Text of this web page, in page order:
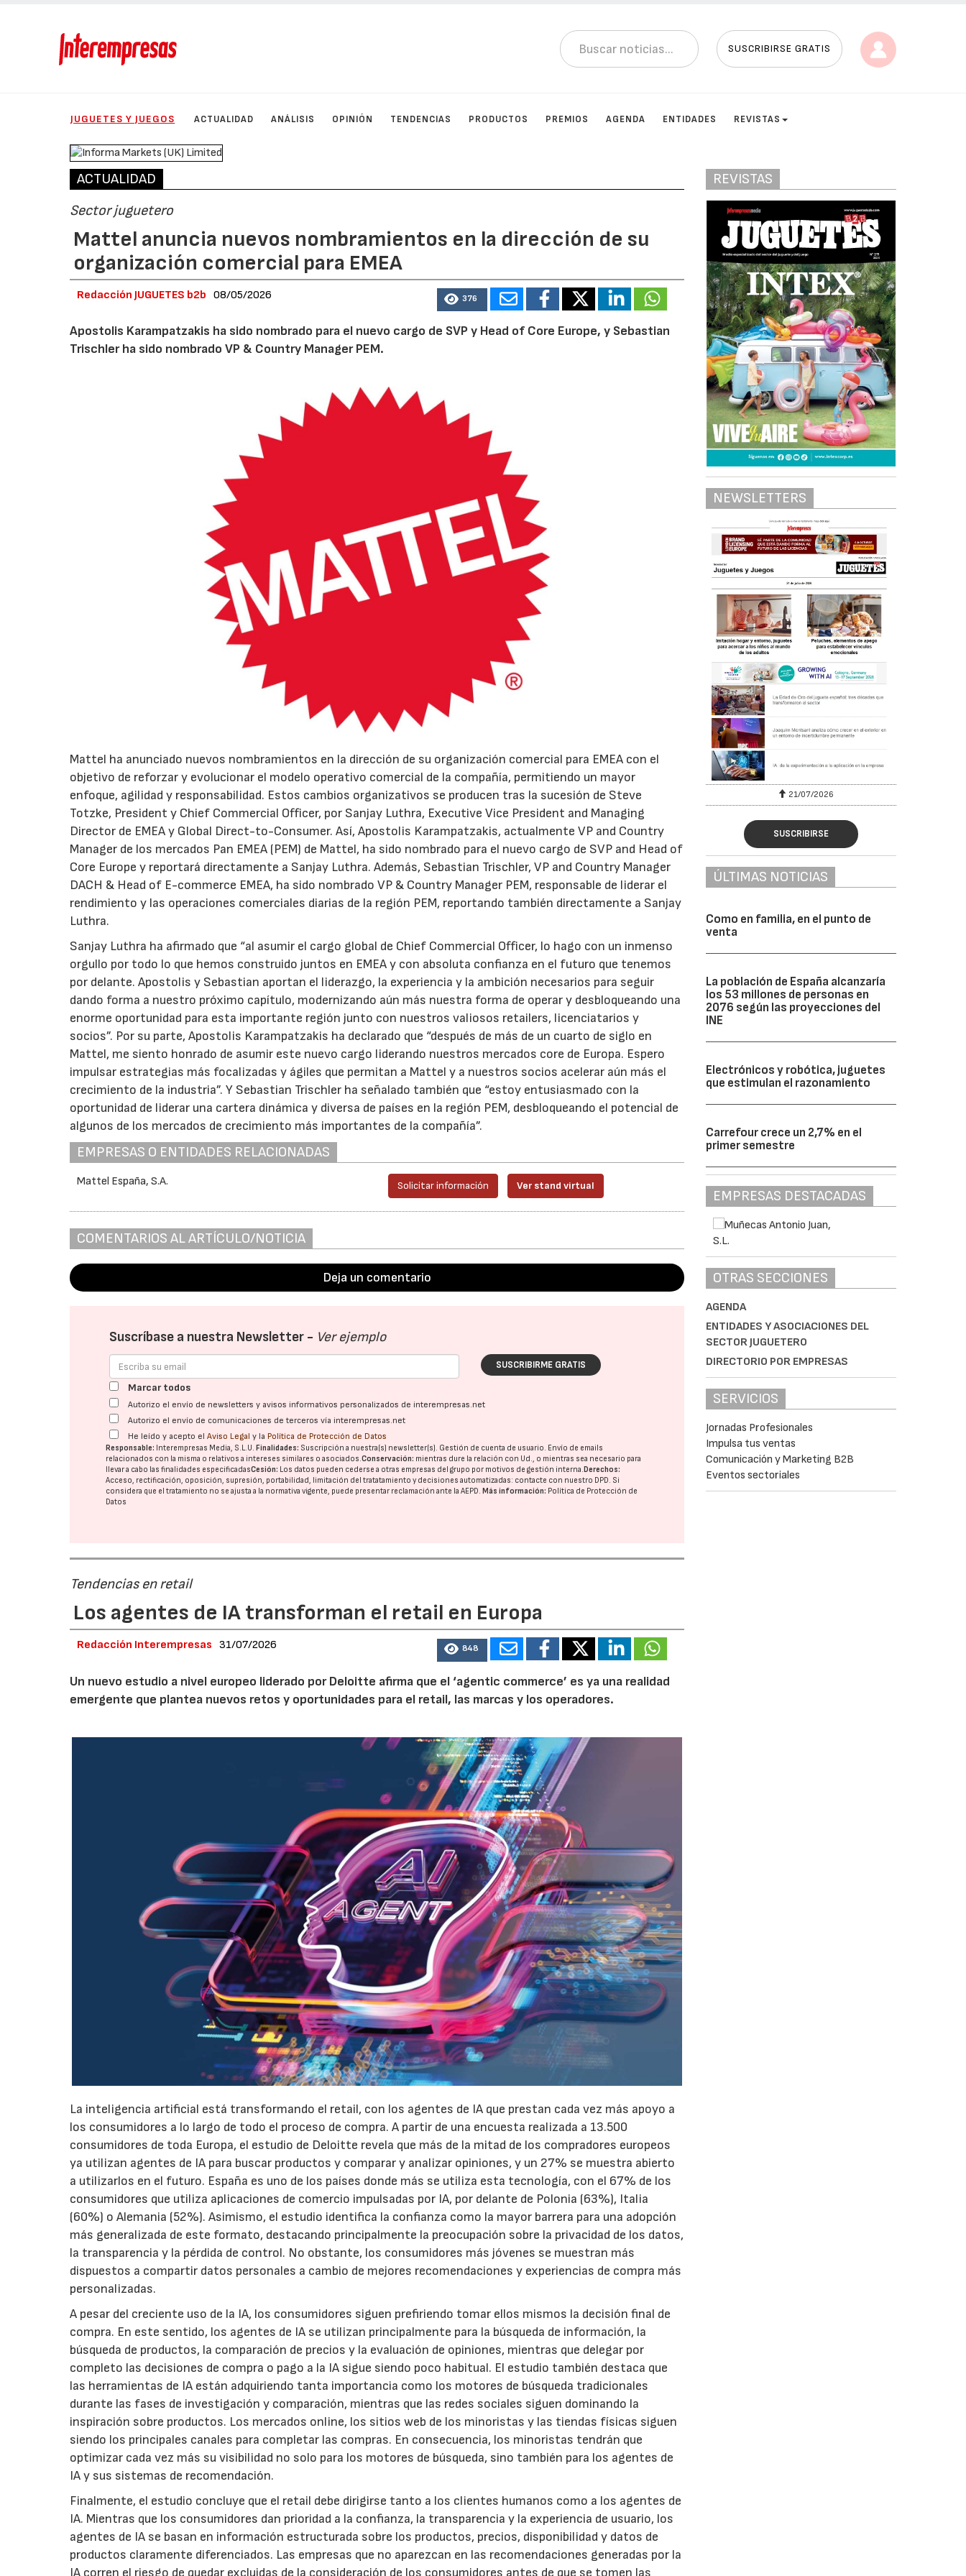
SUSCRIBIRSE GRATIS
JUGUETES Y JUEGOS ACTUALIDAD ANÁLISIS OPINIÓN TENDENCIAS PRODUCTOS PREMIOS AGENDA ENTIDADES REVISTAS
ACTUALIDAD
Sector juguetero
Mattel anuncia nuevos nombramientos en la dirección de su
organización comercial para EMEA
Redacción JUGUETES b2b 08/05/2026 376
Apostolis Karampatzakis ha sido nombrado para el nuevo cargo de SVP y Head of Core Europe, y Sebastian
Trischler ha sido nombrado VP & Country Manager PEM.
Mattel ha anunciado nuevos nombramientos en la dirección de su organización comercial para EMEA con el
objetivo de reforzar y evolucionar el modelo operativo comercial de la compañía, permitiendo un mayor
enfoque, agilidad y responsabilidad. Estos cambios organizativos se producen tras la sucesión de Steve
Totzke, President y Chief Commercial Officer, por Sanjay Luthra, Executive Vice President and Managing
Director de EMEA y Global Direct-to-Consumer. Así, Apostolis Karampatzakis, actualmente VP and Country
Manager de los mercados Pan EMEA (PEM) de Mattel, ha sido nombrado para el nuevo cargo de SVP and Head of
Core Europe y reportará directamente a Sanjay Luthra. Además, Sebastian Trischler, VP and Country Manager
DACH & Head of E-commerce EMEA, ha sido nombrado VP & Country Manager PEM, responsable de liderar el
rendimiento y las operaciones comerciales diarias de la región PEM, reportando también directamente a Sanjay
Luthra.
Sanjay Luthra ha afirmado que “al asumir el cargo global de Chief Commercial Officer, lo hago con un inmenso
orgullo por todo lo que hemos construido juntos en EMEA y con absoluta confianza en el futuro que tenemos
por delante. Apostolis y Sebastian aportan el liderazgo, la experiencia y la ambición necesarios para seguir
dando forma a nuestro próximo capítulo, modernizando aún más nuestra forma de operar y desbloqueando una
enorme oportunidad para esta importante región junto con nuestros valiosos retailers, licenciatarios y
socios”. Por su parte, Apostolis Karampatzakis ha declarado que “después de más de un cuarto de siglo en
Mattel, me siento honrado de asumir este nuevo cargo liderando nuestros mercados core de Europa. Espero
impulsar estrategias más focalizadas y ágiles que permitan a Mattel y a nuestros socios acelerar aún más el
crecimiento de la industria”. Y Sebastian Trischler ha señalado también que “estoy entusiasmado con la
oportunidad de liderar una cartera dinámica y diversa de países en la región PEM, desbloqueando el potencial de
algunos de los mercados de crecimiento más importantes de la compañía”.
EMPRESAS O ENTIDADES RELACIONADAS
Mattel España, S.A. Solicitar información Ver stand virtual
COMENTARIOS AL ARTÍCULO/NOTICIA
Deja un comentario
Suscríbase a nuestra Newsletter - Ver ejemplo
SUSCRIBIRME GRATIS
Marcar todos
Autorizo el envío de newsletters y avisos informativos personalizados de interempresas.net
Autorizo el envío de comunicaciones de terceros vía interempresas.net
He leído y acepto elAviso Legal y la Política de Protección de Datos
Responsable: Interempresas Media, S.L.U. Finalidades: Suscripción a nuestra(s) newsletter(s). Gestión de cuenta de usuario. Envío de emails
relacionados con la misma o relativos a intereses similares o asociados.Conservación: mientras dure la relación con Ud., o mientras sea necesario para
llevar a cabo las finalidades especificadasCesión: Los datos pueden cederse a otras empresas del grupo por motivos de gestión interna. Derechos:
Acceso, rectificación, oposición, supresión, portabilidad, limitación del tratatamiento y decisiones automatizadas: contacte con nuestro DPD. Si
considera que el tratamiento no se ajusta a la normativa vigente, puede presentar reclamación ante laAEPD. Más información: Política de Protección de
Datos
Tendencias en retail
Los agentes de IA transforman el retail en Europa
Redacción Interempresas 31/07/2026 848
Un nuevo estudio a nivel europeo liderado por Deloitte afirma que el ‘agentic commerce’ es ya una realidad
emergente que plantea nuevos retos y oportunidades para el retail, las marcas y los operadores.
La inteligencia artificial está transformando el retail, con los agentes de IA que prestan cada vez más apoyo a
los consumidores a lo largo de todo el proceso de compra. A partir de una encuesta realizada a 13.500
consumidores de toda Europa, el estudio de Deloitte revela que más de la mitad de los compradores europeos
ya utilizan agentes de IA para buscar productos y comparar y analizar opiniones, y un 27% se muestra abierto
a utilizarlos en el futuro. España es uno de los países donde más se utiliza esta tecnología, con el 67% de los
consumidores que utiliza aplicaciones de comercio impulsadas por IA, por delante de Polonia (63%), Italia
(60%) o Alemania (52%). Asimismo, el estudio identifica la confianza como la mayor barrera para una adopción
más generalizada de este formato, destacando principalmente la preocupación sobre la privacidad de los datos,
la transparencia y la pérdida de control. No obstante, los consumidores más jóvenes se muestran más
dispuestos a compartir datos personales a cambio de mejores recomendaciones y experiencias de compra más
personalizadas.
A pesar del creciente uso de la IA, los consumidores siguen prefiriendo tomar ellos mismos la decisión final de
compra. En este sentido, los agentes de IA se utilizan principalmente para la búsqueda de información, la
búsqueda de productos, la comparación de precios y la evaluación de opiniones, mientras que delegar por
completo las decisiones de compra o pago a la IA sigue siendo poco habitual. El estudio también destaca que
las herramientas de IA están adquiriendo tanta importancia como los motores de búsqueda tradicionales
durante las fases de investigación y comparación, mientras que las redes sociales siguen dominando la
inspiración sobre productos. Los mercados online, los sitios web de los minoristas y las tiendas físicas siguen
siendo los principales canales para completar las compras. En consecuencia, los minoristas tendrán que
optimizar cada vez más su visibilidad no solo para los motores de búsqueda, sino también para los agentes de
IA y sus sistemas de recomendación.
Finalmente, el estudio concluye que el retail debe dirigirse tanto a los clientes humanos como a los agentes de
IA. Mientras que los consumidores dan prioridad a la confianza, la transparencia y la experiencia de usuario, los
agentes de IA se basan en información estructurada sobre los productos, precios, disponibilidad y datos de
productos claramente diferenciados. Las empresas que no aparezcan en las recomendaciones generadas por la
IA corren el riesgo de quedar excluidas de la consideración de los consumidores antes de que se tomen las
REVISTAS
NEWSLETTERS
21/07/2026 28/07/2026 21/07/2026
SUSCRIBIRSE
ÚLTIMAS NOTICIAS
Como en familia, en el punto de
venta
La población de España alcanzaría
los 53 millones de personas en
2076 según las proyecciones del
INE
Electrónicos y robótica, juguetes
que estimulan el razonamiento
Carrefour crece un 2,7% en el
primer semestre
EMPRESAS DESTACADAS
OTRAS SECCIONES
AGENDA
ENTIDADES Y ASOCIACIONES DEL
SECTOR JUGUETERO
DIRECTORIO POR EMPRESAS
SERVICIOS
Jornadas Profesionales
Impulsa tus ventas
Comunicación y Marketing B2B
Eventos sectoriales